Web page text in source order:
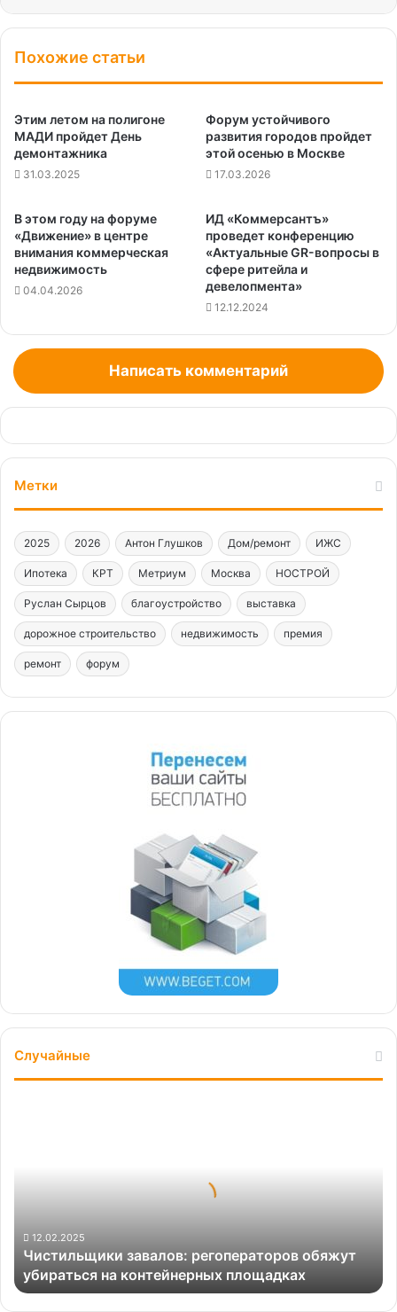
Похожие статьи
Этим летом на полигоне
МАДИ пройдет День
демонтажника
31.03.2025
Форум устойчивого
развития городов пройдет
этой осенью в Москве
17.03.2026
В этом году на форуме
«Движение» в центре
внимания коммерческая
недвижимость
04.04.2026
ИД «Коммерсантъ»
проведет конференцию
«Актуальные GR-вопросы в
сфере ритейла и
девелопмента»
12.12.2024
Написать комментарий
Метки
2025 2026 Антон Глушков Дом/ремонт ИЖС
Ипотека КРТ Метриум Москва НОСТРОЙ
Руслан Сырцов благоустройство выставка
дорожное строительство недвижимость премия
ремонт форум
Случайные
площадках
12.02.2025
Чистильщики завалов: регоператоров обяжут
убираться на контейнерных площадках